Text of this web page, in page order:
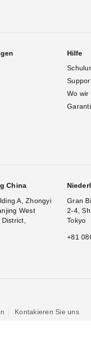
Hilfe
Wo wir
China
A, Zhongyi
West
Gran
2-4,
Tokyo
+81
Kontakieren Sie uns